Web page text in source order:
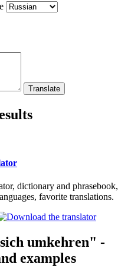
dictionary and phrasebook,
favorite translations.
umkehren" -
examples